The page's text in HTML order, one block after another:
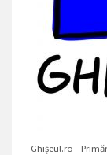
Ghișeul.ro -